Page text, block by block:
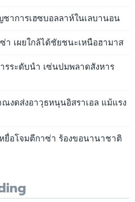
ชาการเฮซบอลลาห์ในเลบานอน
า เผยใกล้ได้ชัยชนะเหนือฮามาส
รระดับนำ เซ่นปมพลาดสังหาร
งดส่งอาวุธหนุนอิสราเอล แม้แรง
ยื่อโจมตีกาซ่า ร้องขอนานาชาติ